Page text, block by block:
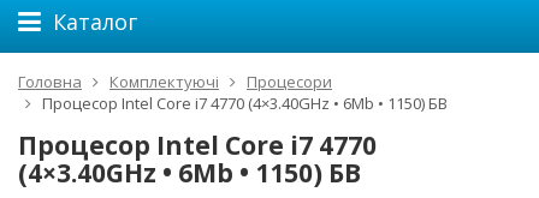
Каталог
Головна Комплектуючі
Процесори
Процесор Intel Core i7 4770 (4×3.40GHz • 6Mb • 1150) БВ
Процесор Intel Core i7 4770
(4×3.40GHz • 6Mb • 1150) БВ